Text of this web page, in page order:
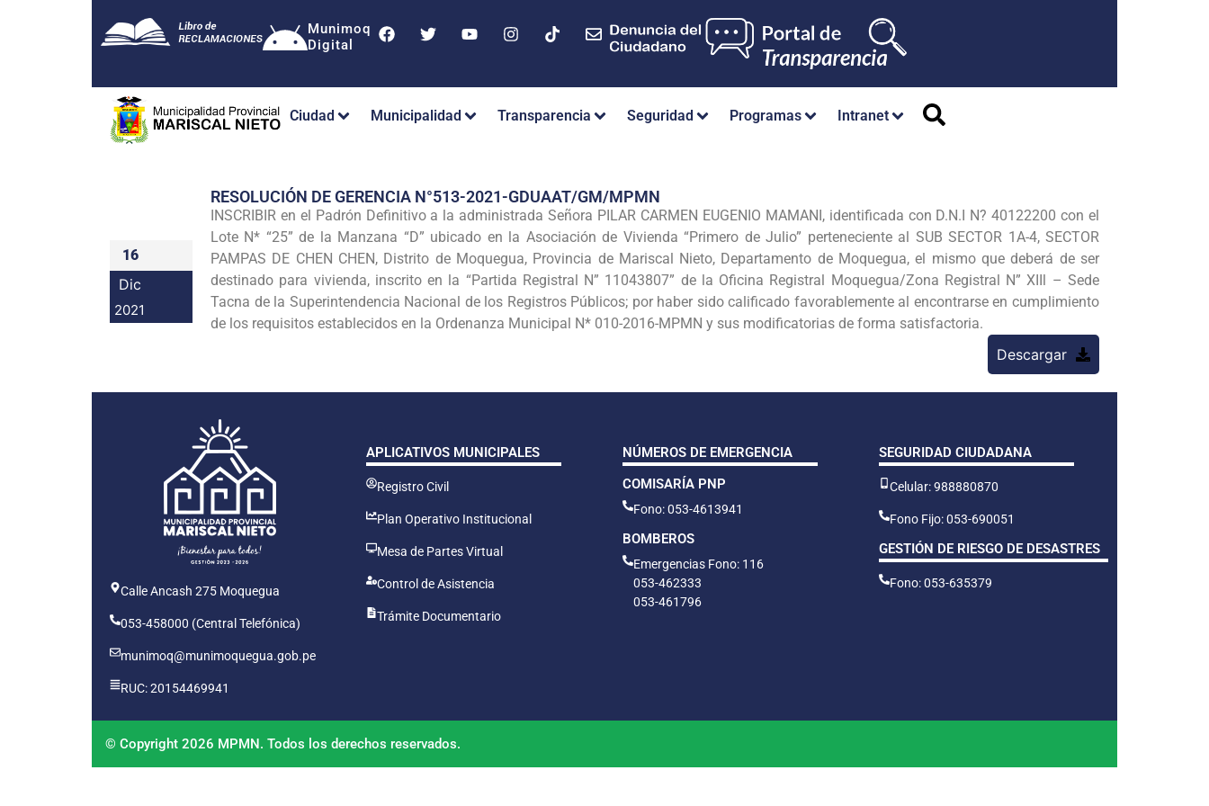
Munimoq
Digital
Ciudad Municipalidad Transparencia Seguridad Programas Intranet
16
Dic
2021
RESOLUCIÓN DE GERENCIA N°513-2021-GDUAAT/GM/MPMN
INSCRIBIR en el Padrón Definitivo a la administrada Señora PILAR CARMEN EUGENIO MAMANI, identificada con D.N.I N? 40122200 con el
Lote N* “25” de la Manzana “D” ubicado en la Asociación de Vivienda “Primero de Julio” perteneciente al SUB SECTOR 1A-4, SECTOR
PAMPAS DE CHEN CHEN, Distrito de Moquegua, Provincia de Mariscal Nieto, Departamento de Moquegua, el mismo que deberá de ser
destinado para vivienda, inscrito en la “Partida Registral N” 11043807” de la Oficina Registral Moquegua/Zona Registral N” XIIl – Sede
Tacna de la Superintendencia Nacional de los Registros Públicos; por haber sido calificado favorablemente al encontrarse en cumplimiento
de los requisitos establecidos en la Ordenanza Municipal N* 010-2016-MPMN y sus modificatorias de forma satisfactoria.
Descargar
Calle Ancash 275 Moquegua
053-458000 (Central Telefónica)
munimoq@munimoquegua.gob.pe
RUC: 20154469941
APLICATIVOS MUNICIPALES
Registro Civil
Plan Operativo Institucional
Mesa de Partes Virtual
Control de Asistencia
Trámite Documentario
NÚMEROS DE EMERGENCIA
COMISARÍA PNP
Fono: 053-4613941
BOMBEROS
Emergencias Fono: 116
053-462333
053-461796
SEGURIDAD CIUDADANA
Celular: 988880870
Fono Fijo: 053-690051
GESTIÓN DE RIESGO DE DESASTRES
Fono: 053-635379
© Copyright 2026 MPMN. Todos los derechos reservados.